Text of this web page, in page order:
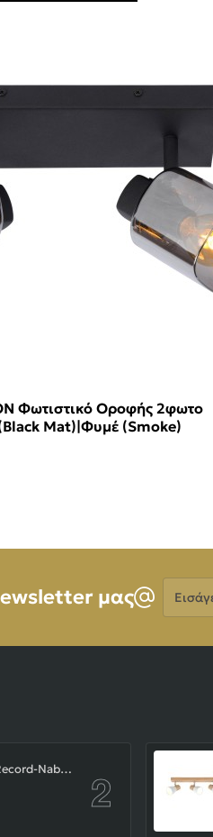
Φωτιστικό Οροφής 2φωτο
Mat)|Φυμέ (Smoke)
μας
Εισάγετε
email
Cristal Record-Nabila Χωνευτό Σποτ GU10 ΚΩΔ.-01-180-01-281